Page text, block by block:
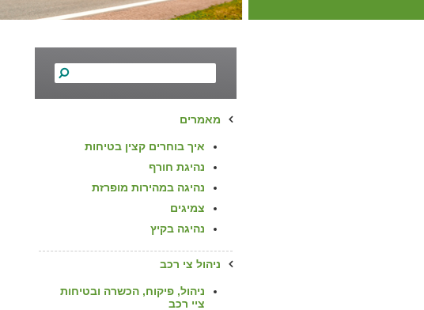
מאמרים
איך בוחרים קצין בטיחות
נהיגת חורף
נהיגה במהירות מופרזת
צמיגים
נהיגה בקיץ
ניהול צי רכב
ניהול, פיקוח, הכשרה ובטיחות
ציי רכב